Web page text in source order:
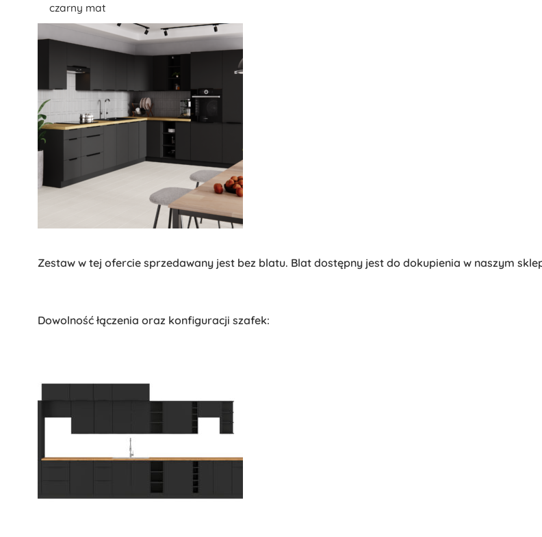
czarny mat
Zestaw w tej ofercie sprzedawany jest bez blatu. Blat dostępny jest do dokupienia w naszym
Dowolność łączenia oraz konfiguracji szafek: